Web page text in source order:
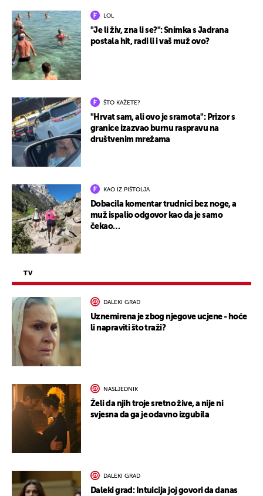
LOL
"Je li živ, zna li se?": Snimka s Jadrana
postala hit, radi li i vaš muž ovo?
ŠTO KAŽETE?
"Hrvat sam, ali ovo je sramota": Prizor s
granice izazvao burnu raspravu na
društvenim mrežama
KAO IZ PIŠTOLJA
Dobacila komentar trudnici bez noge, a
muž ispalio odgovor kao da je samo
čekao…
TV
DALEKI GRAD
Uznemirena je zbog njegove ucjene - hoće
li napraviti što traži?
NASLJEDNIK
Želi da njih troje sretno žive, a nije ni
svjesna da ga je odavno izgubila
DALEKI GRAD
Daleki grad: Intuicija joj govori da danas